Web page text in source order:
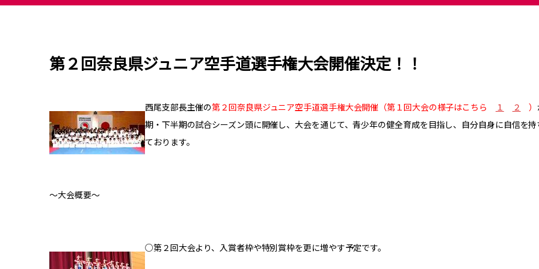
第２回奈良県ジュニア空手道選手権大会開催決定！！
西尾支部長主催の第２回奈良県ジュニア空手道選手権大会開催（第１回大会の様子はこちら １ ２ ）
期・下半期の試合シーズン頭に開催し、大会を通じて、青少年の健全育成を目指し、自分自身に自信を
ております。
～大会概要～
○第２回大会より、入賞者枠や特別賞枠を更に増やす予定です。